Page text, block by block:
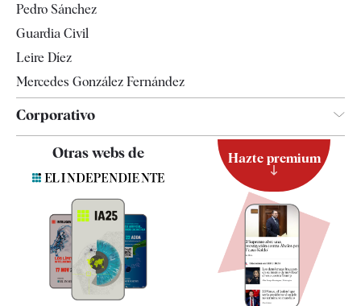
Pedro Sánchez
Guardia Civil
Leire Díez
Mercedes González Fernández
Corporativo
Quiénes somos
Especificaciones
Otras webs de Hazte premium